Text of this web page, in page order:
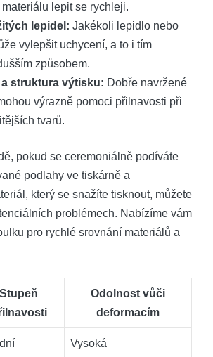
lepit se rychleji.
lepidel: Jakékoli lepidlo nebo
vylepšit uchycení, a to i tím
způsobem.
a struktura výtisku: Dobře navržené
výrazně pomoci přilnavosti při
tvarů.
pokud se ceremoniálně podíváte
podlahy ve tiskárně a
který se snažíte tisknout, můžete
problémech. Nabízíme vám
pro rychlé srovnání materiálů a
Stupeň
Odolnost vůči
deformacím
Vysoká